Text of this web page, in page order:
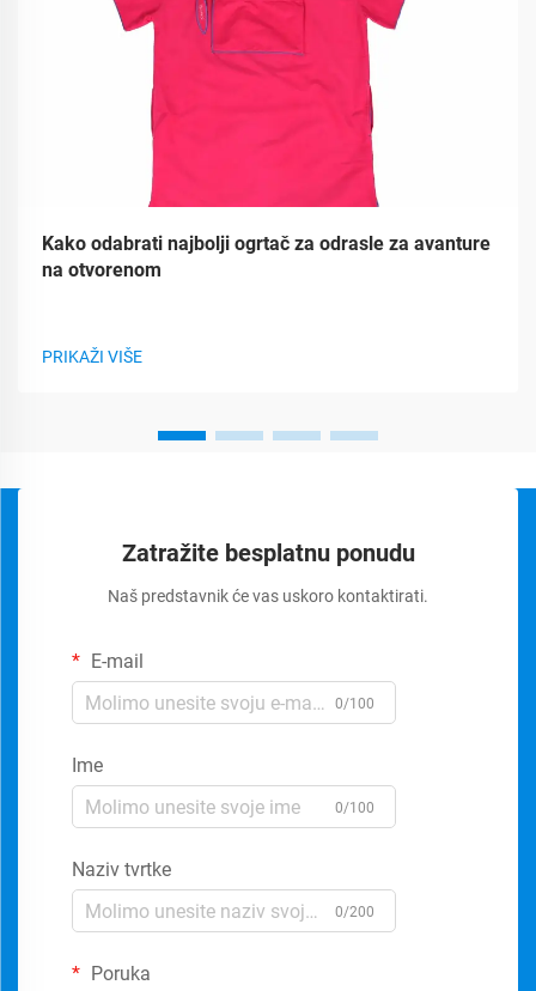
Kako odabrati najbolji ogrtač za odrasle za avanture
na otvorenom
PRIKAŽI VIŠE
Zatražite besplatnu ponudu
Naš predstavnik će vas uskoro kontaktirati.
E-mail
0/100
Ime
0/100
Naziv tvrtke
0/200
Poruka